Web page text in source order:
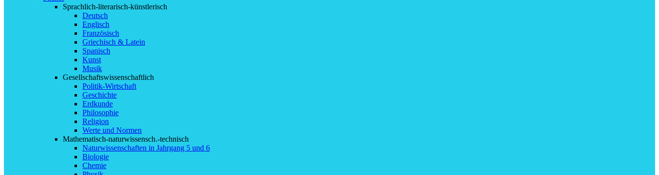
Sprachlich-literarisch-künstlerisch
Deutsch
Englisch
Französisch
Griechisch & Latein
Spanisch
Kunst
Musik
Gesellschaftswissenschaftlich
Politik-Wirtschaft
Geschichte
Erdkunde
Philosophie
Religion
Werte und Normen
Mathematisch-naturwissensch.-technisch
Naturwissenschaften in Jahrgang 5 und 6
Biologie
Chemie